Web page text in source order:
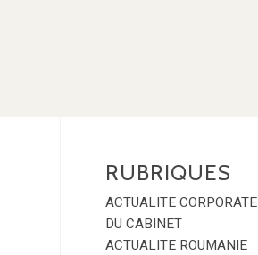
RUBRIQUES
ACTUALITE CORPORATE
DU CABINET
ACTUALITE ROUMANIE